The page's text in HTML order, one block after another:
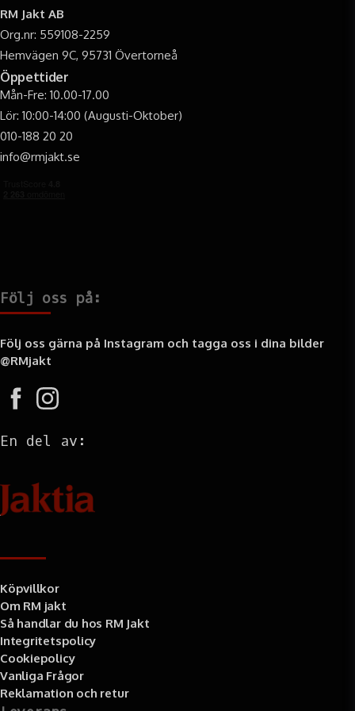
RM Jakt AB
Org.nr: 559108-2259
Hemvägen 9C, 95731 Övertorneå
Öppettider
Mån-Fre: 10.00-17.00
Lör: 10:00-14:00 (Augusti-Oktober)
010-188 20 20
info@rmjakt.se
Följ oss på:
Följ oss gärna på Instagram och tagga oss i dina bilder
@RMjakt
En del av:
Köpvillkor
Om RM jakt
Så handlar du hos RM Jakt
Integritetspolicy
Cookiepolicy
Vanliga Frågor
Reklamation och retur